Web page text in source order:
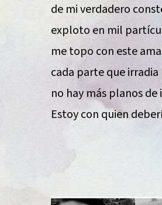
de mi verdadero
exploto en mil
me topo con este
cada parte que
no hay más planos
Estoy con quien